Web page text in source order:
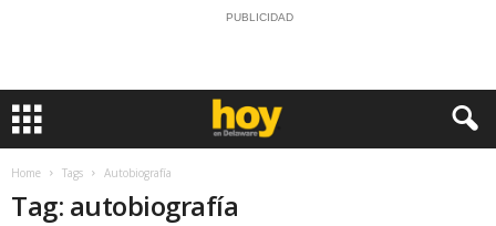
PUBLICIDAD
Home Tags Autobiografía
Tag: autobiografía